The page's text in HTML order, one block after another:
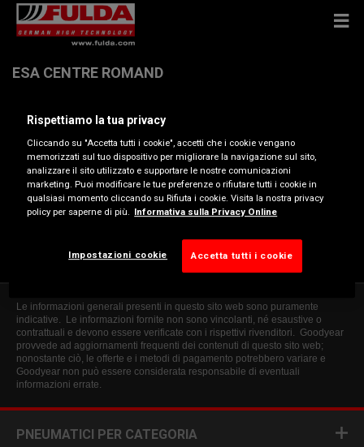
ESA CENTRE ROMAND
CHEMIN DU VALLON 15 , 1030 BUSSIGNY
Ottieni indicazioni
Visualizza numero di telefono
Le informazioni generali presenti in questo sito web sono puramente
indicative. Le informazioni fornite non sono vincolanti, né esaustive o
contrattuali e devono essere verificate con i rispettivi rivenditori. Goodyear
provvede ad aggiornamenti frequenti dei contenuti di questo sito web;
nonostante ciò, le offerte e i metodi di pagamento potrebbero variare e
Goodyear non può essere considerata responsabile di eventuali
informazioni errate.
PNEUMATICI PER CATEGORIA
Rispettiamo la tua privacy
Cliccando su "Accetta tutti i cookie", accetti che i cookie vengano
memorizzati sul tuo dispositivo per migliorare la navigazione sul sito,
analizzare il sito utilizzato e supportare le nostre comunicazioni
marketing. Puoi modificare le tue preferenze o rifiutare tutti i cookie in
qualsiasi momento cliccando su Rifiuta i cookie. Visita la nostra privacy
policy per saperne di più. Informativa sulla Privacy Online
Impostazioni cookie Accetta tutti i cookie